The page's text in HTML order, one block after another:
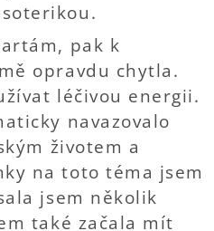
pak k
opravdu chytla.
léčivou energii.
navazovalo
životem a
na toto téma jsem
jsem několik
také začala mít